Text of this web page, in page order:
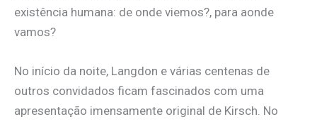
existência humana: de onde viemos?, para aonde
vamos?
No início da noite, Langdon e várias centenas de
outros convidados ficam fascinados com uma
apresentação imensamente original de Kirsch. No